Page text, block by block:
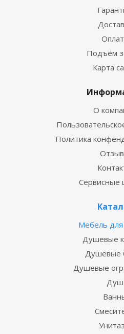
Подъём
Карта
О
Политика
Сервисные
Мебель
Душевые
Душевые
Душевые
Душ